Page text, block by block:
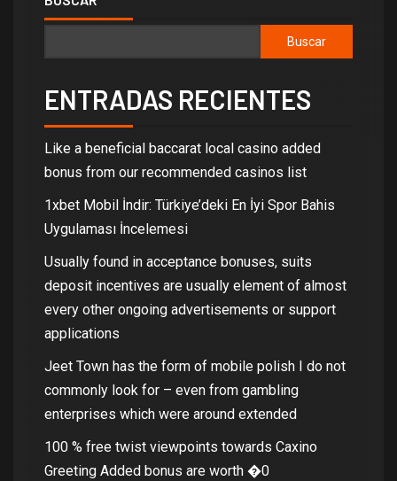
Buscar
ENTRADAS RECIENTES
Like a beneficial baccarat local casino added
bonus from our recommended casinos list
1xbet Mobil İndir: Türkiye’deki En İyi Spor Bahis
Uygulaması İncelemesi
Usually found in acceptance bonuses, suits
deposit incentives are usually element of almost
every other ongoing advertisements or support
applications
Jeet Town has the form of mobile polish I do not
commonly look for – even from gambling
enterprises which were around extended
100 % free twist viewpoints towards Caxino
Greeting Added bonus are worth �0